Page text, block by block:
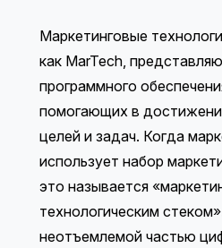
Маркетинговые
как MarTech,
программного
помогающих в
целей и задач. Когда
использует набор
это называется
технологическим
неотъемлемой частью